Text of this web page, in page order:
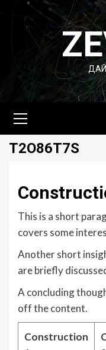
Перейти
содержимому
меню
T2O86T7S
This is a short
covers some
Another short
are briefly
A concluding
off the content.
Construction